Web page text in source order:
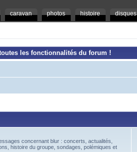
caravan photos histoire disques
les fonctionnalités du forum !
concernant blur : concerts, actualités,
histoire du groupe, sondages, polémiques et